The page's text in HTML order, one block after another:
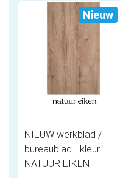
Nieuw
NIEUW werkblad /
bureaublad - kleur
NATUUR EIKEN